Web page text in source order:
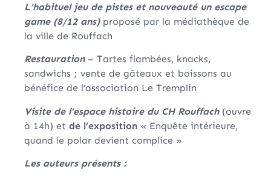
L’habituel jeu de pistes et nouveauté un escape
game (8/12 ans) proposé par la médiathèque de
la ville de Rouffach
Restauration– Tartes flambées, knacks,
sandwichs ; vente de gâteaux et boissons au
bénéfice de l’association Le Tremplin
Visite de l’espace histoire du CH Rouffach (ouvre
à 14h) et de l’exposition « Enquête intérieure,
quand le polar devient complice »
Les auteurs présents :